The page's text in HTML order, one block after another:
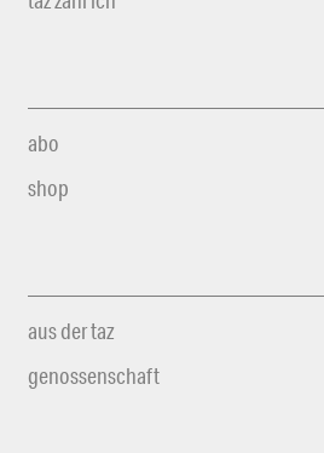
abo
shop
aus der taz
genossenschaft